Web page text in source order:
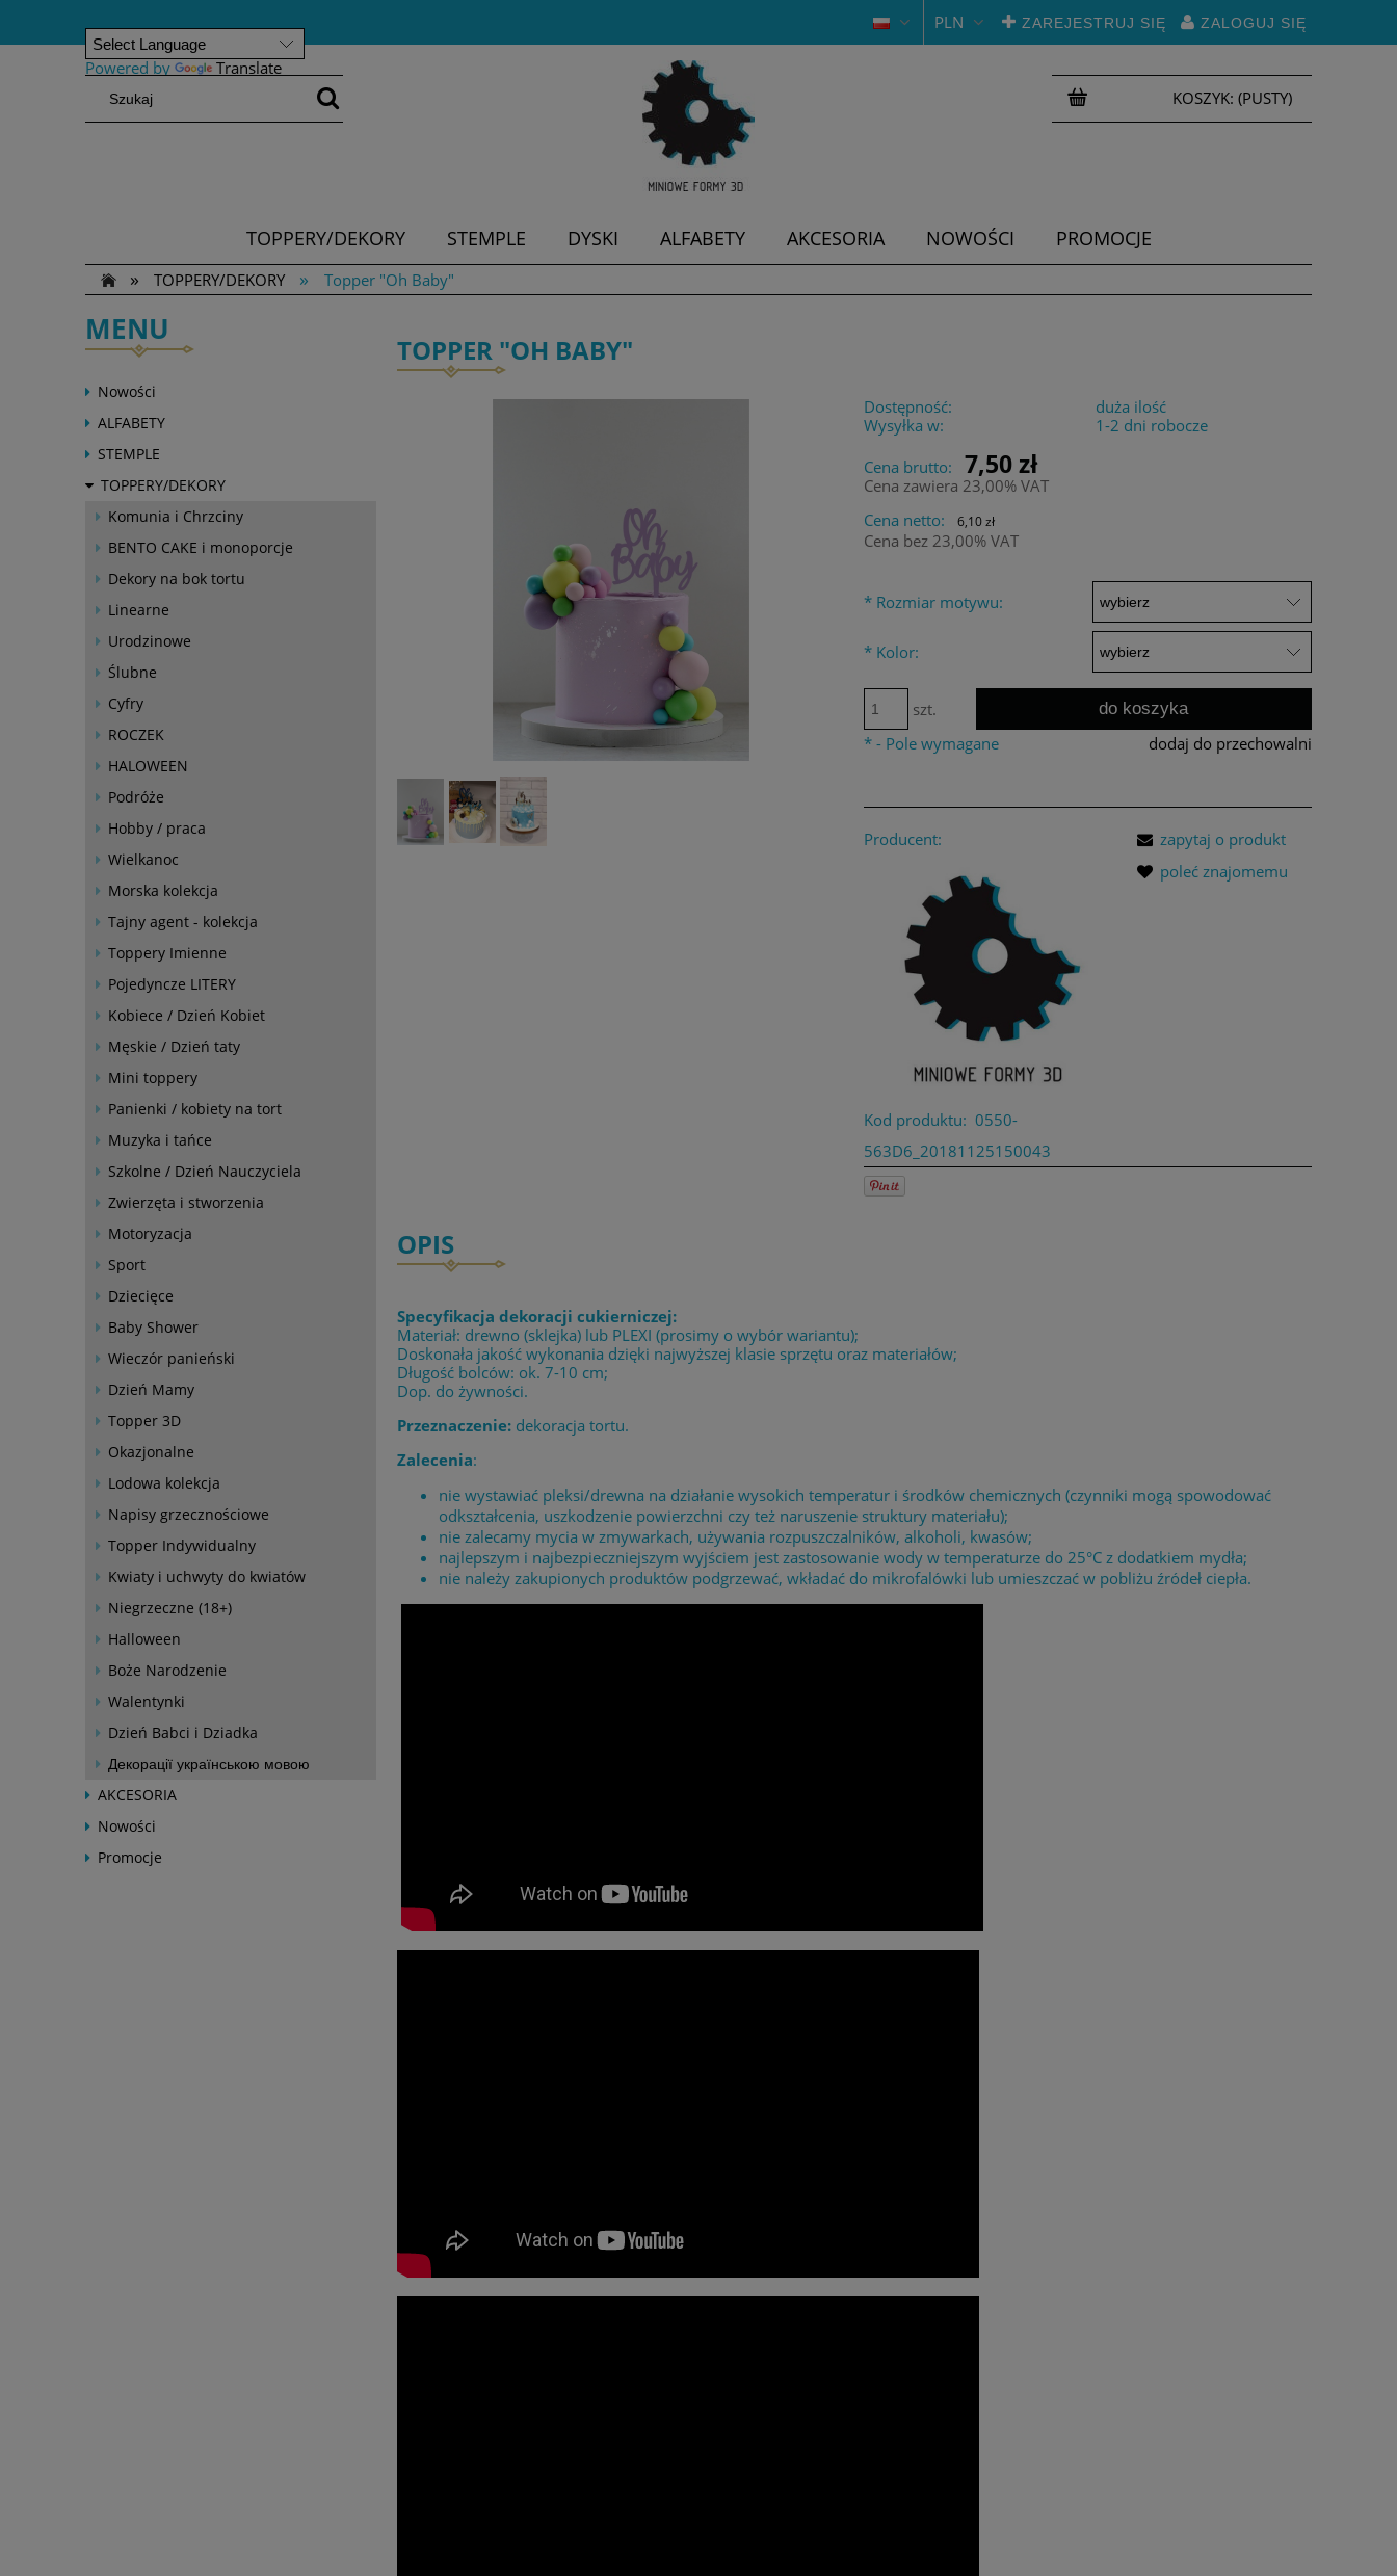
Powered by Translate
ZAREJESTRUJ SIĘ ZALOGUJ SIĘ
PLN
KOSZYK: (PUSTY)
TOPPERY/DEKORY STEMPLE DYSKI ALFABETY AKCESORIA NOWOŚCI
PROMOCJE
»
TOPPERY/DEKORY » Topper "Oh Baby"
MENU
Nowości
ALFABETY
STEMPLE
TOPPERY/DEKORY
Komunia i Chrzciny
BENTO CAKE i monoporcje
Dekory na bok tortu
Linearne
Urodzinowe
Ślubne
Cyfry
ROCZEK
HALOWEEN
Podróże
Hobby / praca
Wielkanoc
Morska kolekcja
Tajny agent - kolekcja
Toppery Imienne
Pojedyncze LITERY
Kobiece / Dzień Kobiet
Męskie / Dzień taty
Mini toppery
Panienki / kobiety na tort
Muzyka i tańce
Szkolne / Dzień Nauczyciela
Zwierzęta i stworzenia
Motoryzacja
Sport
Dziecięce
Baby Shower
Wieczór panieński
Dzień Mamy
Topper 3D
Okazjonalne
Lodowa kolekcja
Napisy grzecznościowe
Topper Indywidualny
Kwiaty i uchwyty do kwiatów
Niegrzeczne (18+)
Halloween
Boże Narodzenie
Walentynki
Dzień Babci i Dziadka
Декорації українською мовою
AKCESORIA
Nowości
Promocje
TOPPER "OH BABY"
Dostępność:
duża ilość
Wysyłka w:
1-2 dni robocze
Cena brutto:
7,50 zł
Cena zawiera 23,00% VAT
Cena netto:
6,10 zł
Cena bez 23,00% VAT
* Rozmiar motywu:
* Kolor:
szt.
do koszyka
dodaj do przechowalni
* - Pole wymagane
Producent:
Kod produktu: 0550-
563D6_20181125150043
zapytaj o produkt
poleć znajomemu
OPIS
Specyfikacja dekoracji cukierniczej:
Materiał: drewno (sklejka) lub PLEXI (prosimy o wybór wariantu);
Doskonała jakość wykonania dzięki najwyższej klasie sprzętu oraz materiałów;
Długość bolców: ok. 7-10 cm;
Dop. do żywności.
Przeznaczenie: dekoracja tortu.
Zalecenia:
nie wystawiać pleksi/drewna na działanie wysokich temperatur i środków chemicznych (czynniki mogą spowodować
odkształcenia, uszkodzenie powierzchni czy też naruszenie struktury materiału);
nie zalecamy mycia w zmywarkach, używania rozpuszczalników, alkoholi, kwasów;
najlepszym i najbezpieczniejszym wyjściem jest zastosowanie wody w temperaturze do 25°C z dodatkiem mydła;
nie należy zakupionych produktów podgrzewać, wkładać do mikrofalówki lub umieszczać w pobliżu źródeł ciepła.